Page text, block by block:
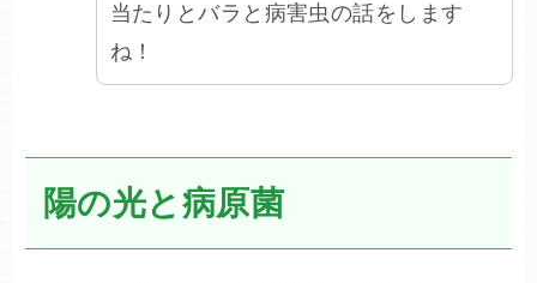
当たりとバラと病害虫の話をします
ね！
陽の光と病原菌